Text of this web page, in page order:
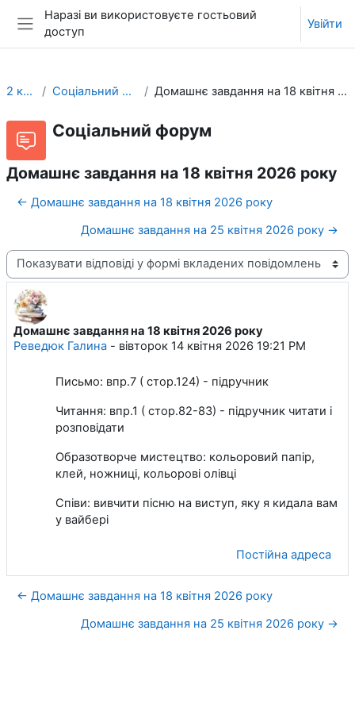
Перейти до головного вмісту
Бокова панель
Наразі ви використовуєте гостьовий
доступ
Увійти
2 клас Соціальний форум Домашнє завдання на 18 квітня 2026 року
Соціальний форум
Домашнє завдання на 18 квітня 2026 року
← Домашнє завдання на 18 квітня 2026 року
Домашнє завдання на 25 квітня 2026 року →
Тип показу
Домашнє завдання на 18 квітня 2026 року
Реведюк Галина - вівторок 14 квітня 2026 19:21 PM
Кількість відповідей: 0
Письмо: впр.7 ( стор.124) - підручник
Читання: впр.1 ( стор.82-83) - підручник читати і
розповідати
Образотворче мистецтво: кольоровий папір,
клей, ножниці, кольорові олівці
Співи: вивчити пісню на виступ, яку я кидала вам
у вайбері
Постійна адреса
← Домашнє завдання на 18 квітня 2026 року
Домашнє завдання на 25 квітня 2026 року →